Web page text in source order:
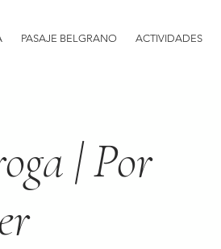
PASAJE BELGRANO ACTIVIDADES
| Por